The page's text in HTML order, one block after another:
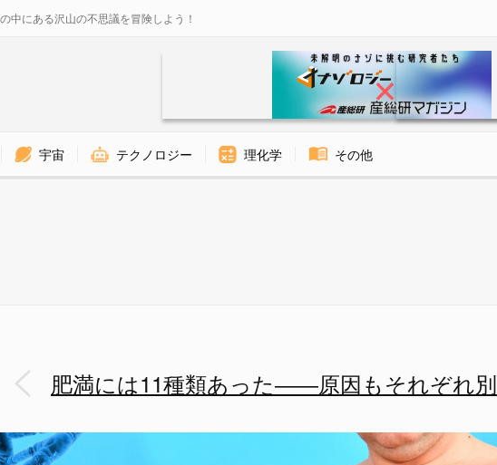
中にある沢山の不思議を冒険しよう！
宇宙 テクノロジー 理化学 その他
肥満には11種類あった――原因もそれぞれ別